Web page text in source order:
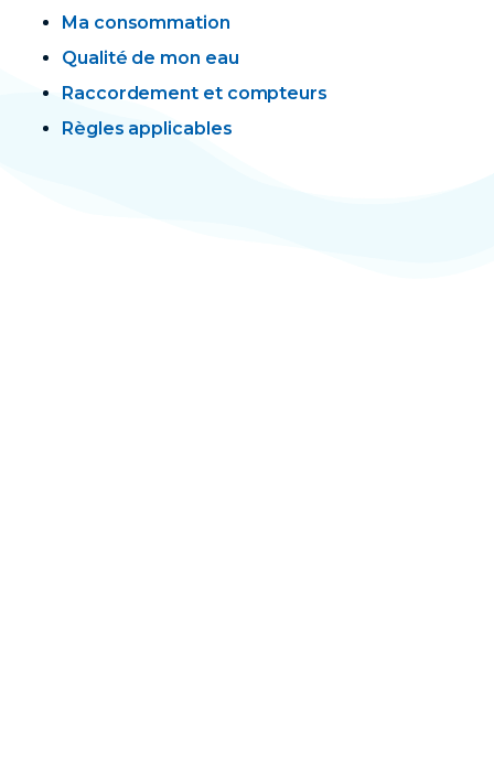
Ma consommation
Qualité de mon eau
Raccordement et compteurs
Règles applicables